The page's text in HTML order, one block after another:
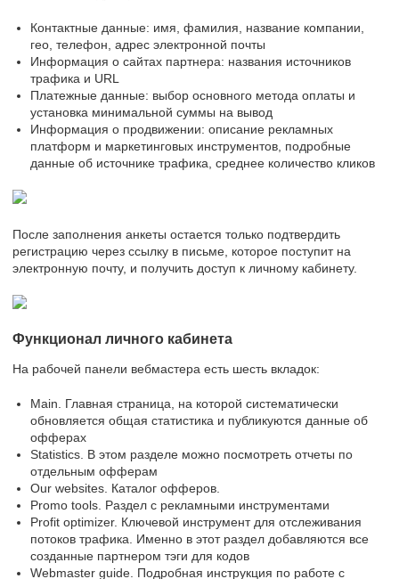
Контактные данные: имя, фамилия, название компании,
гео, телефон, адрес электронной почты
Информация о сайтах партнера: названия источников
трафика и URL
Платежные данные: выбор основного метода оплаты и
установка минимальной суммы на вывод
Информация о продвижении: описание рекламных
платформ и маркетинговых инструментов, подробные
данные об источнике трафика, среднее количество кликов
После заполнения анкеты остается только подтвердить
регистрацию через ссылку в письме, которое поступит на
электронную почту, и получить доступ к личному кабинету.
Функционал личного кабинета
На рабочей панели вебмастера есть шесть вкладок:
Main. Главная страница, на которой систематически
обновляется общая статистика и публикуются данные об
офферах
Statistics. В этом разделе можно посмотреть отчеты по
отдельным офферам
Our websites. Каталог офферов.
Promo tools. Раздел с рекламными инструментами
Profit optimizer. Ключевой инструмент для отслеживания
потоков трафика. Именно в этот раздел добавляются все
созданные партнером тэги для кодов
Webmaster guide. Подробная инструкция по работе с